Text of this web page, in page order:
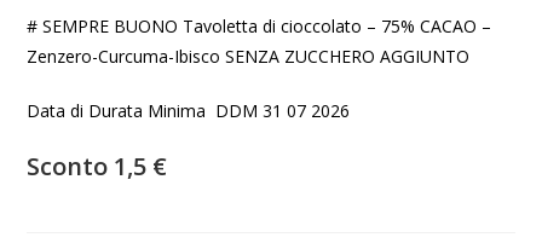
# SEMPRE BUONO Tavoletta di cioccolato – 75% CACAO –
Zenzero-Curcuma-Ibisco SENZA ZUCCHERO AGGIUNTO
Data di Durata Minima DDM 31 07 2026
Sconto 1,5 €